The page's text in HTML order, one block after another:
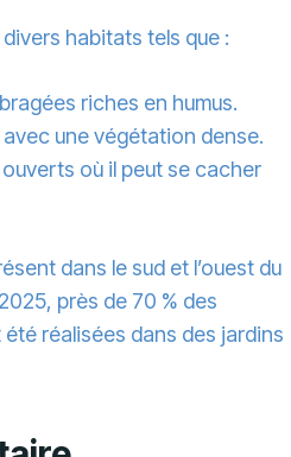
habitats tels que :
riches en humus.
avec une végétation dense.
où il peut se cacher
dans le sud et l’ouest du
près de 70 % des
réalisées dans des jardins